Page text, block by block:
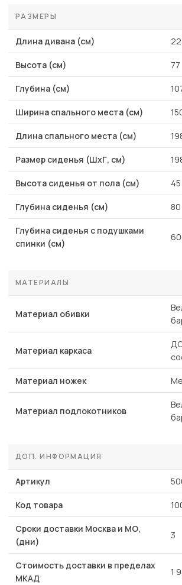
РАЗМЕРЫ
Длина дивана (см)
Высота (см) 77
Глубина (см)
Ширина спального места (см)
Длина спального места (см)
Размер сиденья (ШхГ, см)
Высота сиденья от пола (см) 45
Глубина сиденья (см) 80
Глубина сиденья с подушками
спинки (см)
60
МАТЕРИАЛЫ
Материал обивки
Материал каркаса
Материал ножек
Материал подлокотников
ДОП. ИНФОРМАЦИЯ
Артикул
Код товара
Сроки доставки Москва и МО,
(дни)
3
Стоимость доставки в пределах
МКАД
1